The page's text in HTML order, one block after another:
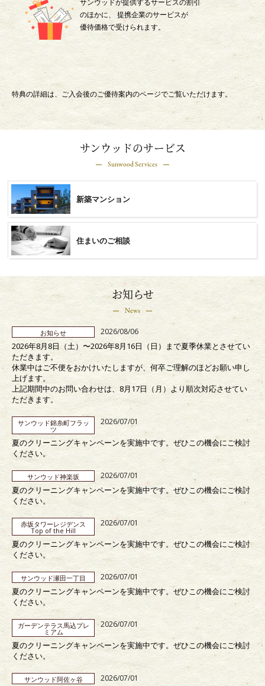
のほかに、 提携企業のサービスが
優待価格で受けられます。
特典の詳細は、ご入会後のご優待案内のページでご覧いただけます。
サンウッドのサービス
Sunwood Services
新築マンション
住まいのご相談
お知らせ
News
お知らせ 2026/08/06
2026年8月8日（土）〜2026年8月16日（日）まで夏季休業とさせてい
ただきます。
休業中はご不便をおかけいたしますが、何卒ご理解のほどお願い申し
上げます。
上記期間中のお問い合わせは、8月17日（月）より順次対応させてい
ただきます。
サンウッド錦糸町フラッ
ツ
2026/07/01
夏のクリーニングキャンペーンを実施中です。ぜひこの機会にご検討
ください。
サンウッド神楽坂 2026/07/01
夏のクリーニングキャンペーンを実施中です。ぜひこの機会にご検討
ください。
赤坂タワーレジデンス
Top of the Hill
2026/07/01
夏のクリーニングキャンペーンを実施中です。ぜひこの機会にご検討
ください。
サンウッド瀬田一丁目 2026/07/01
夏のクリーニングキャンペーンを実施中です。ぜひこの機会にご検討
ください。
ガーデンテラス馬込プレ
ミアム
2026/07/01
夏のクリーニングキャンペーンを実施中です。ぜひこの機会にご検討
ください。
サンウッド阿佐ヶ谷 2026/07/01